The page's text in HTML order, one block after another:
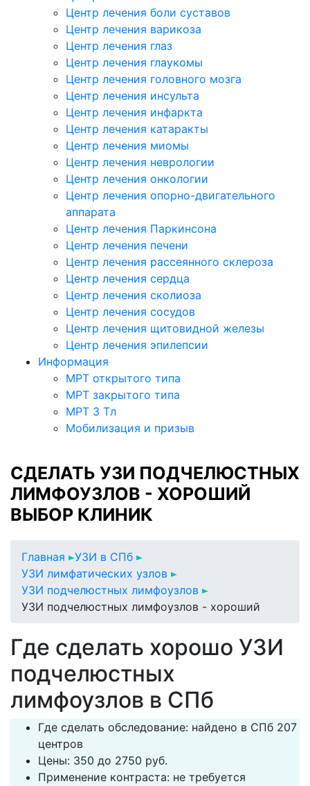
Центр лечения боли суставов
Центр лечения варикоза
Центр лечения глаз
Центр лечения глаукомы
Центр лечения головного мозга
Центр лечения инсульта
Центр лечения инфаркта
Центр лечения катаракты
Центр лечения миомы
Центр лечения неврологии
Центр лечения онкологии
Центр лечения опорно-двигательного
аппарата
Центр лечения Паркинсона
Центр лечения печени
Центр лечения рассеянного склероза
Центр лечения сердца
Центр лечения сколиоза
Центр лечения сосудов
Центр лечения щитовидной железы
Центр лечения эпилепсии
Информация
МРТ открытого типа
МРТ закрытого типа
МРТ 3 Тл
Мобилизация и призыв
СДЕЛАТЬ УЗИ ПОДЧЕЛЮСТНЫХ
ЛИМФОУЗЛОВ - ХОРОШИЙ
ВЫБОР КЛИНИК
Главная
УЗИ в СПб
УЗИ лимфатических узлов
УЗИ подчелюстных лимфоузлов
УЗИ подчелюстных лимфоузлов - хороший
Где сделать хорошо УЗИ
подчелюстных
лимфоузлов в СПб
Где сделать обследование: найдено в СПб 207
центров
Цены: 350 до 2750 руб.
Применение контраста: не требуется